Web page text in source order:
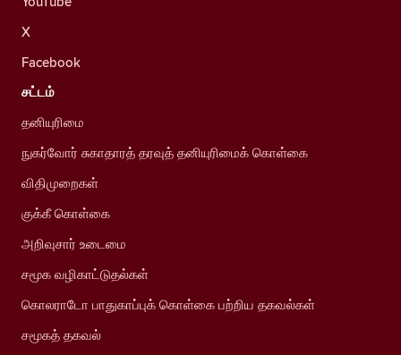
X
Facebook
சட்டம்
தனியுரிமை
நுகர்வோர் சுகாதாரத் தரவுத் தனியுரிமைக் கொள்கை
விதிமுறைகள்
குக்கீ கொள்கை
அறிவுசார் உடைமை
சமூக வழிகாட்டுதல்கள்
கொலராடோ பாதுகாப்புக் கொள்கை பற்றிய தகவல்கள்
சமூகத் தகவல்